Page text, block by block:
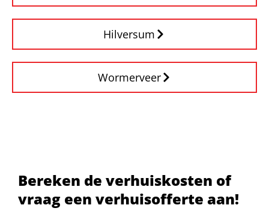
Hilversum
Wormerveer
Bereken de verhuiskosten of
vraag een verhuisofferte aan!